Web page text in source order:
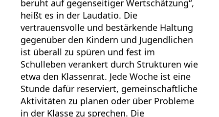
beruht auf gegenseitiger Wertschätzung“,
heißt es in der Laudatio. Die
vertrauensvolle und bestärkende Haltung
gegenüber den Kindern und Jugendlichen
ist überall zu spüren und fest im
Schulleben verankert durch Strukturen wie
etwa den Klassenrat. Jede Woche ist eine
Stunde dafür reserviert, gemeinschaftliche
Aktivitäten zu planen oder über Probleme
in der Klasse zu sprechen. Die